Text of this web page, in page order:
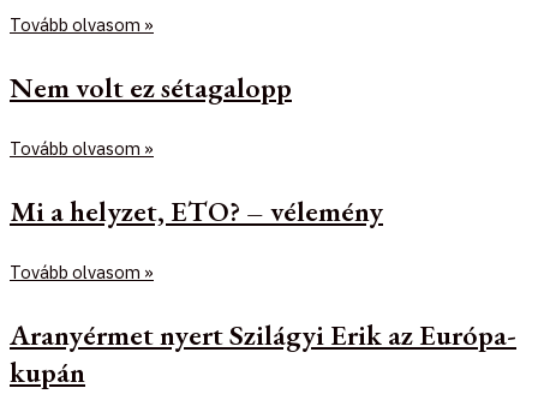
Tovább olvasom »
Nem volt ez sétagalopp
Tovább olvasom »
Mi a helyzet, ETO? – vélemény
Tovább olvasom »
Aranyérmet nyert Szilágyi Erik az Európa-
kupán